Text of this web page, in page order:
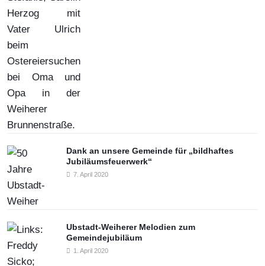
Dank an unsere Gemeinde für „bildhaftes
Jubiläumsfeuerwerk“
7. April 2020
Ubstadt-Weiherer Melodien zum
Gemeindejubiläum
1. April 2020